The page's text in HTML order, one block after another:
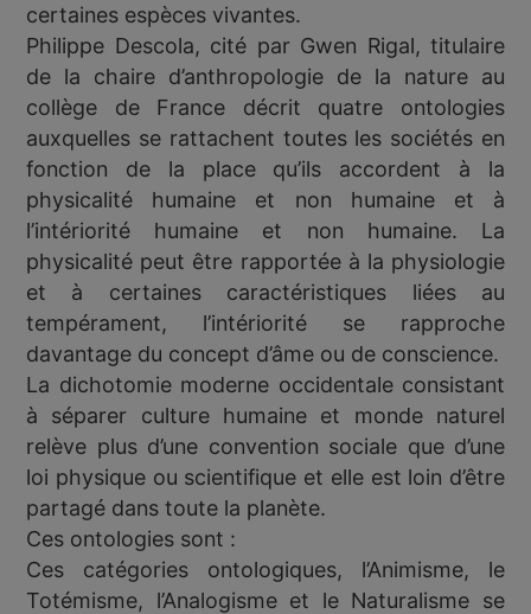
certaines espèces vivantes.
Philippe Descola, cité par Gwen Rigal, titulaire
de la chaire d’anthropologie de la nature au
collège de France décrit quatre ontologies
auxquelles se rattachent toutes les sociétés en
fonction de la place qu’ils accordent à la
physicalité humaine et non humaine et à
l’intériorité humaine et non humaine. La
physicalité peut être rapportée à la physiologie
et à certaines caractéristiques liées au
tempérament, l’intériorité se rapproche
davantage du concept d’âme ou de conscience.
La dichotomie moderne occidentale consistant
à séparer culture humaine et monde naturel
relève plus d’une convention sociale que d’une
loi physique ou scientifique et elle est loin d’être
partagé dans toute la planète.
Ces ontologies sont :
Ces catégories ontologiques, l’Animisme, le
Totémisme, l’Analogisme et le Naturalisme se